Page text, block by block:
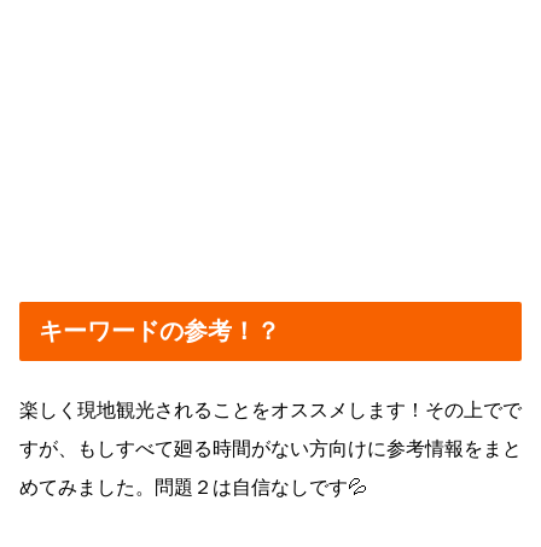
キーワードの参考！？
楽しく現地観光されることをオススメします！その上でで
すが、もしすべて廻る時間がない方向けに参考情報をまと
めてみました。問題２は自信なしです💦